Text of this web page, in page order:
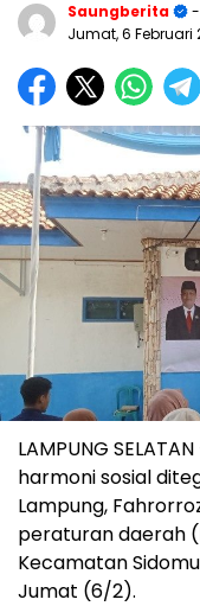
Saungberita
Jumat, 6 Februari
LAMPUNG
harmoni sosial
Lampung,
peraturan daerah
Kecamatan
Jumat (6/2).